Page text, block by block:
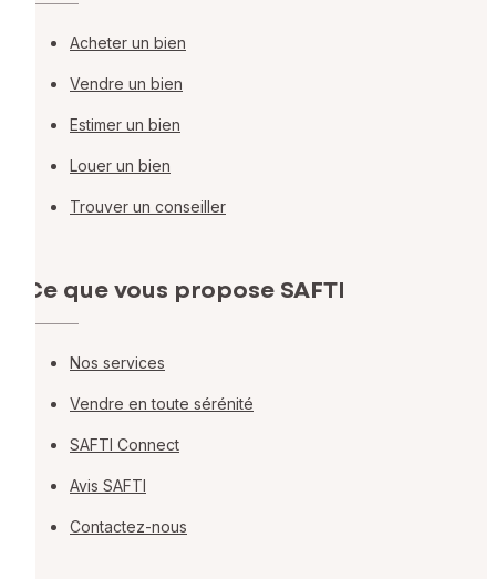
Acheter un bien
Vendre un bien
Estimer un bien
Louer un bien
Trouver un conseiller
Ce que vous propose SAFTI
Nos services
Vendre en toute sérénité
SAFTI Connect
Avis SAFTI
Contactez-nous